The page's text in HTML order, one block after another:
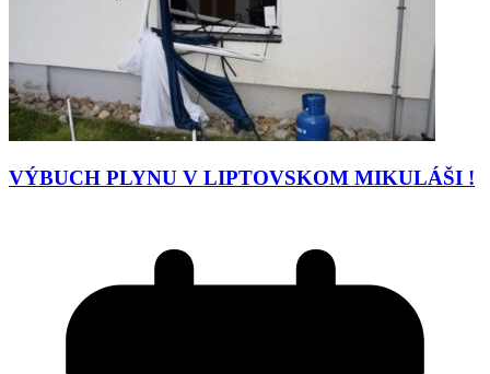
VÝBUCH PLYNU V LIPTOVSKOM MIKULÁŠI !